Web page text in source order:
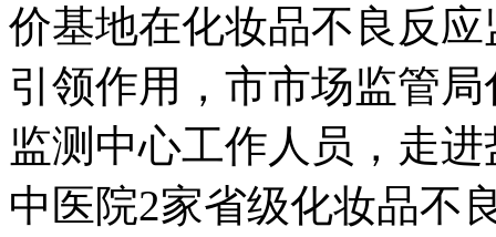
价基地在化妆品不良反
引领作用，市市场监管
监测中心工作人员，走
中医院2家省级化妆品不